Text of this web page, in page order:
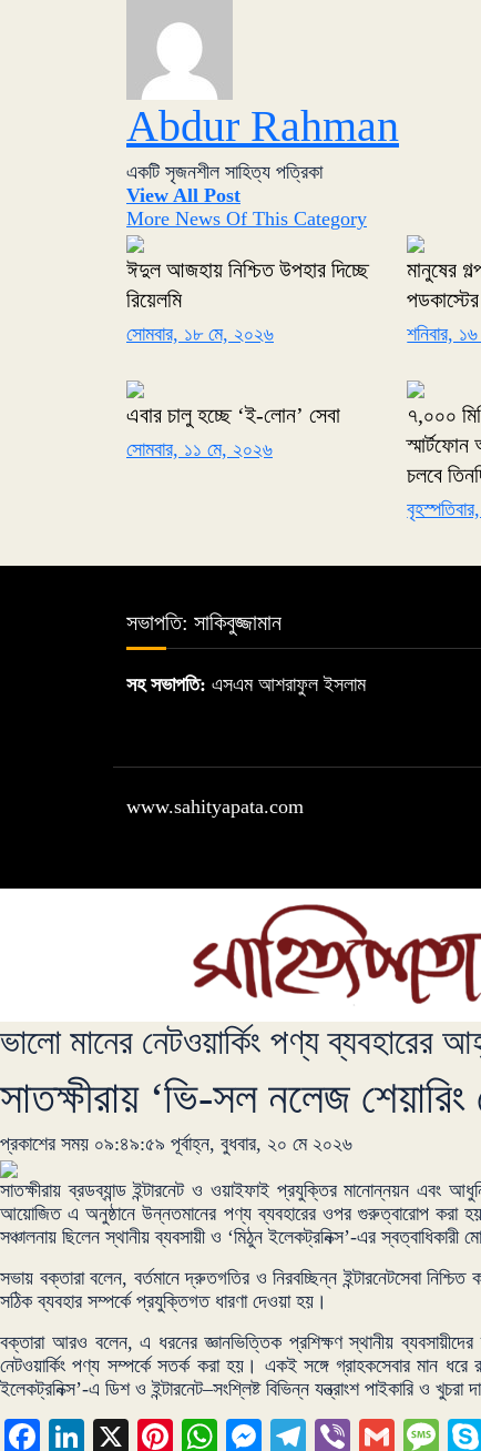
Abdur Rahman
একটি সৃজনশীল সাহিত্য পত্রিকা
View All Post
More News Of This Category
ঈদুল আজহায় নিশ্চিত উপহার দিচ্ছে
রিয়েলমি
সোমবার, ১৮ মে, ২০২৬
মানুষের
শনিবার,
এবার চালু হচ্ছে ‘ই-লোন’ সেবা
সোমবার, ১১ মে, ২০২৬
৭,০০০
চলবে
সভাপতি: সাকিবুজ্জামান
সহ সভাপতি: এসএম আশরাফুল ইসলাম
www.sahityapata.com
ভালো মানের নেটওয়ার্কিং পণ্য ব্যবহারের
সাতক্ষীরায় ‘ভি-সল নলেজ
প্রকাশের সময় ০৯:৪৯:৫৯ পূর্বাহ্ন, বুধবার, ২০ মে ২০২৬
সাতক্ষীরায় ব্রডব্যান্ড ইন্টারনেট ও ওয়াইফাই প্রযুক্তির মানোন্নয়ন এবং
আয়োজিত এ অনুষ্ঠানে উন্নতমানের পণ্য ব্যবহারের ওপর গুরুত্বারোপ করা হয়।
সঞ্চালনায় ছিলেন স্থানীয় ব্যবসায়ী ও ‘মিঠুন ইলেকট্রনিক্স’-এর
সভায় বক্তারা বলেন, বর্তমানে দ্রুতগতির ও নিরবচ্ছিন্ন ইন্টারনেটসেবা
সঠিক ব্যবহার সম্পর্কে প্রযুক্তিগত ধারণা দেওয়া হয়।
বক্তারা আরও বলেন, এ ধরনের জ্ঞানভিত্তিক প্রশিক্ষণ স্থানীয়
নেটওয়ার্কিং পণ্য সম্পর্কে সতর্ক করা হয়। একই সঙ্গে গ্রাহকসেবার মান
ইলেকট্রনিক্স’-এ ডিশ ও ইন্টারনেট–সংশ্লিষ্ট বিভিন্ন যন্ত্রাংশ পাইকারি ও
Facebook
LinkedIn
X Pinterest
WhatsApp
Messenger
Telegram
ViberGmail